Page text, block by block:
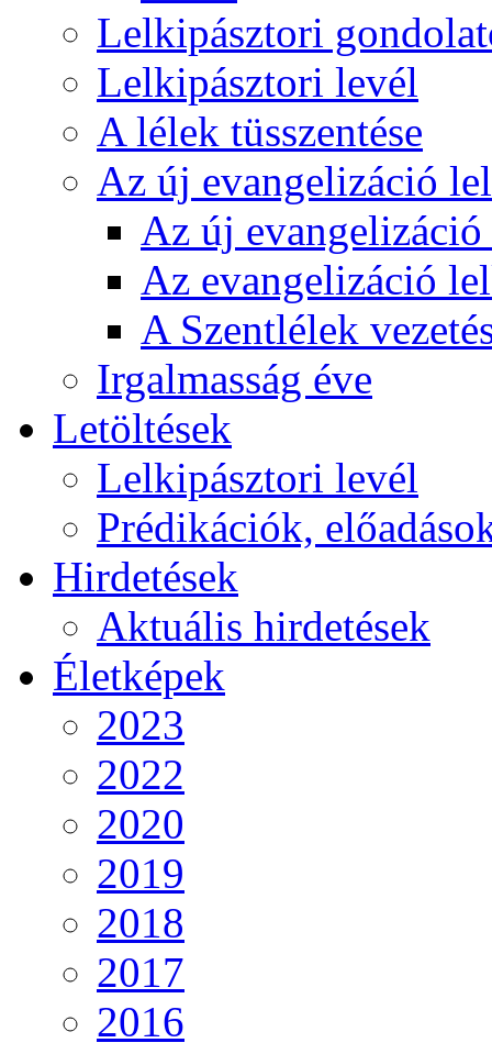
Lelkipásztori
Lelkipásztori levél
A lélek tüsszentése
Az új evangelizáció
Az új
Az evangelizáció
A Szentlélek
Irgalmasság éve
Letöltések
Lelkipásztori levél
Prédikációk,
Hirdetések
Aktuális hirdetések
Életképek
2023
2022
2020
2019
2018
2017
2016